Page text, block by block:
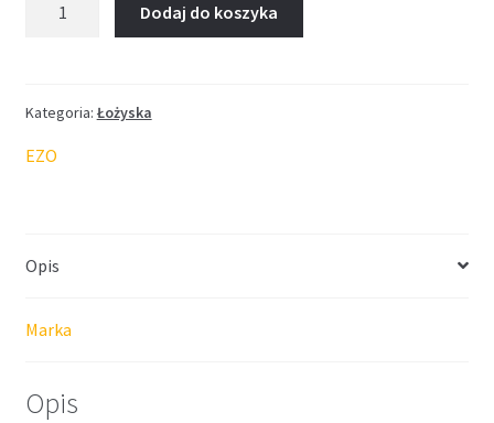
Dodaj do koszyka
Kategoria: Łożyska
EZO
Opis
Marka
Opis